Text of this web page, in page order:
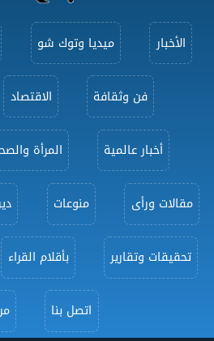
الأخبار ميديا وتوك شو
فن وثقافة الاقتصاد
أخبار عالمية المرأة
مقالات ورأى منوعات
تحقيقات وتقارير بأقلام القراء
اتصل بنا